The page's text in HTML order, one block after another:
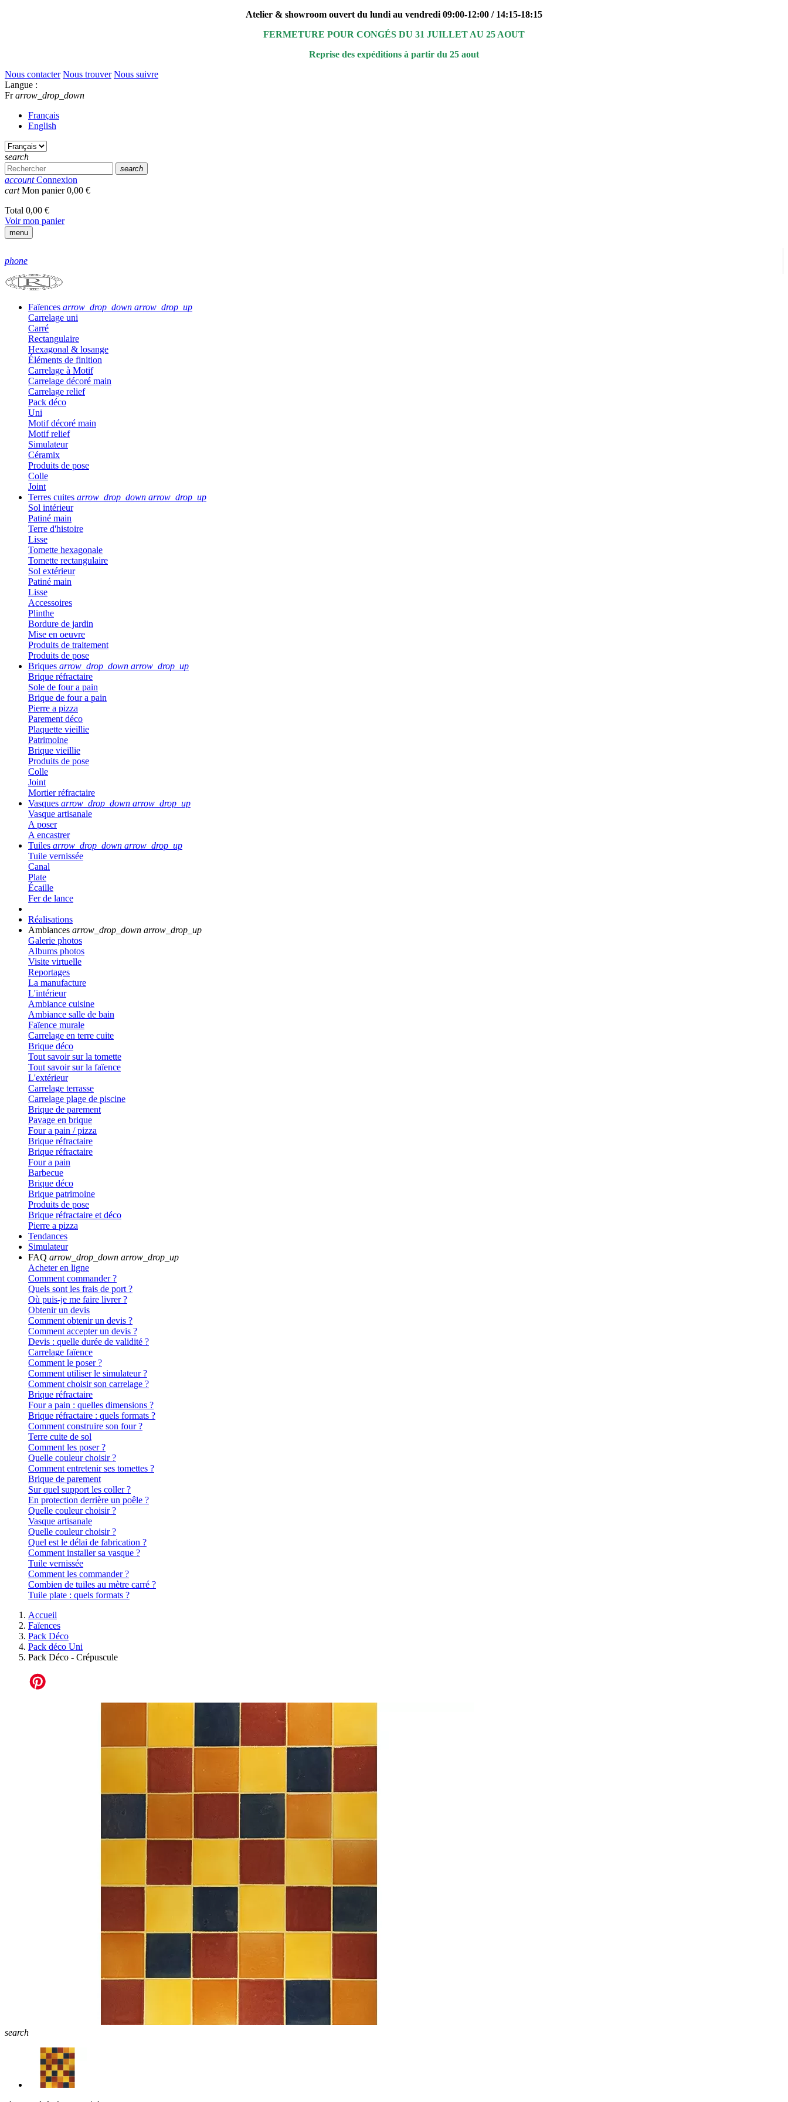
Atelier & showroom ouvert du lundi au vendredi 09:00-12:00 / 14:15-18:15
FERMETURE POUR CONGÉS DU 31 JUILLET AU 25 AOUT
Reprise des expéditions à partir du 25 aout
Nous contacter Nous trouver Nous suivre
Langue :
Fr arrow_drop_down
Français
English
search
search
account Connexion
cart Mon panier0,00 €
Total 0,00 €
Voir mon panier
menu
phone
Faïences arrow_drop_down arrow_drop_up
Carrelage uni
Carré
Rectangulaire
Hexagonal & losange
Éléments de finition
Carrelage à Motif
Carrelage décoré main
Carrelage relief
Pack déco
Uni
Motif décoré main
Motif relief
Simulateur
Céramix
Produits de pose
Colle
Joint
Terres cuites arrow_drop_down arrow_drop_up
Sol intérieur
Patiné main
Terre d'histoire
Lisse
Tomette hexagonale
Tomette rectangulaire
Sol extérieur
Patiné main
Lisse
Accessoires
Plinthe
Bordure de jardin
Mise en oeuvre
Produits de traitement
Produits de pose
Briques arrow_drop_down arrow_drop_up
Brique réfractaire
Sole de four a pain
Brique de four a pain
Pierre a pizza
Parement déco
Plaquette vieillie
Patrimoine
Brique vieillie
Produits de pose
Colle
Joint
Mortier réfractaire
Vasques arrow_drop_down arrow_drop_up
Vasque artisanale
A poser
A encastrer
Tuiles arrow_drop_down arrow_drop_up
Tuile vernissée
Canal
Plate
Écaille
Fer de lance
Réalisations
Ambiances arrow_drop_down arrow_drop_up
Galerie photos
Albums photos
Visite virtuelle
Reportages
La manufacture
L'intérieur
Ambiance cuisine
Ambiance salle de bain
Faïence murale
Carrelage en terre cuite
Brique déco
Tout savoir sur la tomette
Tout savoir sur la faïence
L'extérieur
Carrelage terrasse
Carrelage plage de piscine
Brique de parement
Pavage en brique
Four a pain / pizza
Brique réfractaire
Brique réfractaire
Four a pain
Barbecue
Brique déco
Brique patrimoine
Produits de pose
Brique réfractaire et déco
Pierre a pizza
Tendances
Simulateur
FAQ arrow_drop_down arrow_drop_up
Acheter en ligne
Comment commander ?
Quels sont les frais de port ?
Où puis-je me faire livrer ?
Obtenir un devis
Comment obtenir un devis ?
Comment accepter un devis ?
Devis : quelle durée de validité ?
Carrelage faïence
Comment le poser ?
Comment utiliser le simulateur ?
Comment choisir son carrelage ?
Brique réfractaire
Four a pain : quelles dimensions ?
Brique réfractaire : quels formats ?
Comment construire son four ?
Terre cuite de sol
Comment les poser ?
Quelle couleur choisir ?
Comment entretenir ses tomettes ?
Brique de parement
Sur quel support les coller ?
En protection derrière un poêle ?
Quelle couleur choisir ?
Vasque artisanale
Quelle couleur choisir ?
Quel est le délai de fabrication ?
Comment installer sa vasque ?
Tuile vernissée
Comment les commander ?
Combien de tuiles au mètre carré ?
Tuile plate : quels formats ?
Accueil
Faïences
Pack Déco
Pack déco Uni
Pack Déco - Crépuscule
search